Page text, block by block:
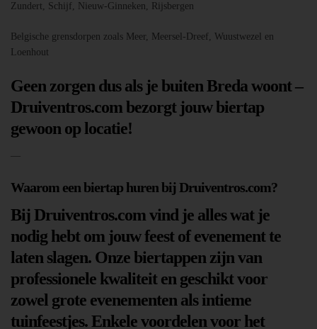
Zundert, Schijf, Nieuw-Ginneken, Rijsbergen
Belgische grensdorpen zoals Meer, Meersel-Dreef, Wuustwezel en
Loenhout
Geen zorgen dus als je buiten Breda woont –
Druiventros.com bezorgt jouw biertap
gewoon op locatie!
—
Waarom een biertap huren bij Druiventros.com?
Bij Druiventros.com vind je alles wat je
nodig hebt om jouw feest of evenement te
laten slagen. Onze biertappen zijn van
professionele kwaliteit en geschikt voor
zowel grote evenementen als intieme
tuinfeestjes. Enkele voordelen voor het